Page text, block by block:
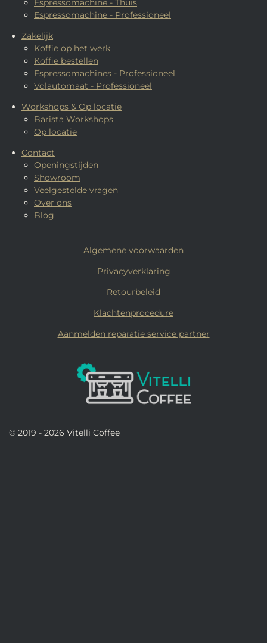
Espressomachine - Thuis
Espressomachine - Professioneel
Zakelijk
Koffie op het werk
Koffie bestellen
Espressomachines - Professioneel
Volautomaat - Professioneel
Workshops & Op locatie
Barista Workshops
Op locatie
Contact
Openingstijden
Showroom
Veelgestelde vragen
Over ons
Blog
Algemene voorwaarden
Privacyverklaring
Retourbeleid
Klachtenprocedure
Aanmelden reparatie service partner
© 2019 - 2026 Vitelli Coffee